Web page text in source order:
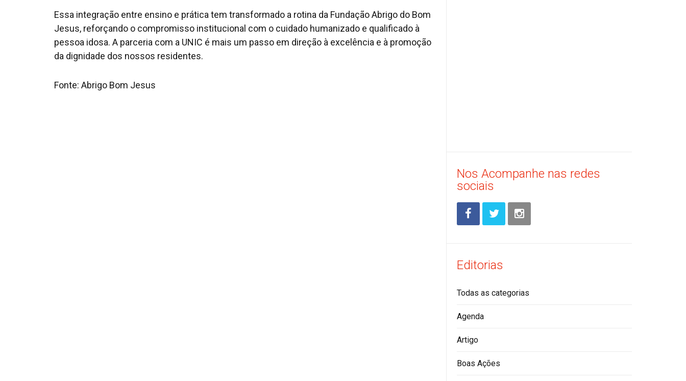
Essa integração entre ensino e prática tem transformado a rotina da Fundação Abrigo do Bom
Jesus, reforçando o compromisso institucional com o cuidado humanizado e qualificado à
pessoa idosa. A parceria com a UNIC é mais um passo em direção à excelência e à promoção
da dignidade dos nossos residentes.
Fonte: Abrigo Bom Jesus
Nos Acompanhe nas redes
sociais
Editorias
Todas as categorias
Agenda
Artigo
Boas Ações